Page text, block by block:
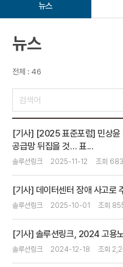
뉴스
뉴스
전체 : 46
[기사] [2025 표준포럼] 민상윤
공급망 뒤집을 것… 표...
솔루션링크 2025-11-12 조회 683
[기사] 데이터센터 장애 사고로
솔루션링크 2025-10-01 조회
[기사] 솔루션링크, 2024 고용
솔루션링크 2024-12-18 조회